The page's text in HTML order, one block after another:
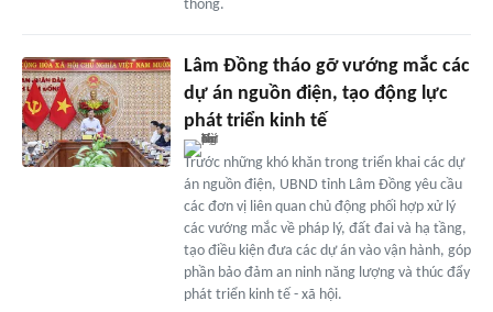
thông.
Lâm Đồng tháo gỡ vướng mắc các
dự án nguồn điện, tạo động lực
phát triển kinh tế
Trước những khó khăn trong triển khai các dự
án nguồn điện, UBND tỉnh Lâm Đồng yêu cầu
các đơn vị liên quan chủ động phối hợp xử lý
các vướng mắc về pháp lý, đất đai và hạ tầng,
tạo điều kiện đưa các dự án vào vận hành, góp
phần bảo đảm an ninh năng lượng và thúc đẩy
phát triển kinh tế - xã hội.